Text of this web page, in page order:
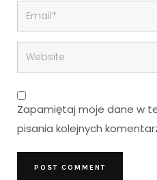
Zapamiętaj moje dane w
pisania kolejnych